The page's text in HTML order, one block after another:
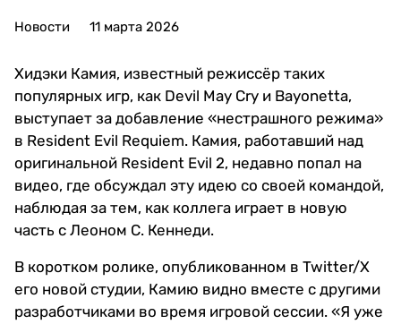
Новости 11 марта 2026
Хидэки Камия, известный режиссёр таких
популярных игр, как Devil May Cry и Bayonetta,
выступает за добавление «нестрашного режима»
в Resident Evil Requiem. Камия, работавший над
оригинальной Resident Evil 2, недавно попал на
видео, где обсуждал эту идею со своей командой,
наблюдая за тем, как коллега играет в новую
часть с Леоном С. Кеннеди.
В коротком ролике, опубликованном в Twitter/X
его новой студии, Камию видно вместе с другими
разработчиками во время игровой сессии. «Я уже